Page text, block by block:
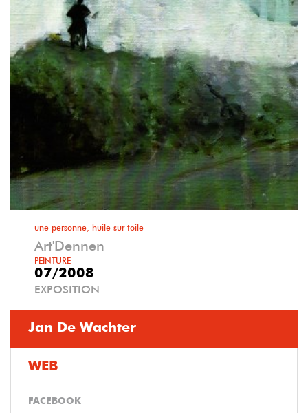
une personne, huile sur toile
Art'Dennen
PEINTURE
07/2008
EXPOSITION
Jan De Wachter
WEB
FACEBOOK